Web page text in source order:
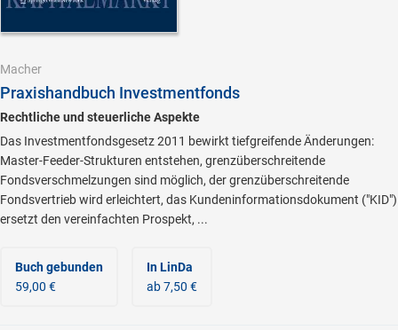
Macher
Praxishandbuch Investmentfonds
Rechtliche und steuerliche Aspekte
Das Investmentfondsgesetz 2011 bewirkt tiefgreifende Änderungen:
Master-Feeder-Strukturen entstehen, grenzüberschreitende
Fondsverschmelzungen sind möglich, der grenzüberschreitende
Fondsvertrieb wird erleichtert, das Kundeninformationsdokument ("KID")
ersetzt den vereinfachten Prospekt, ...
Buch gebunden
59,00 €
In LinDa
ab 7,50 €